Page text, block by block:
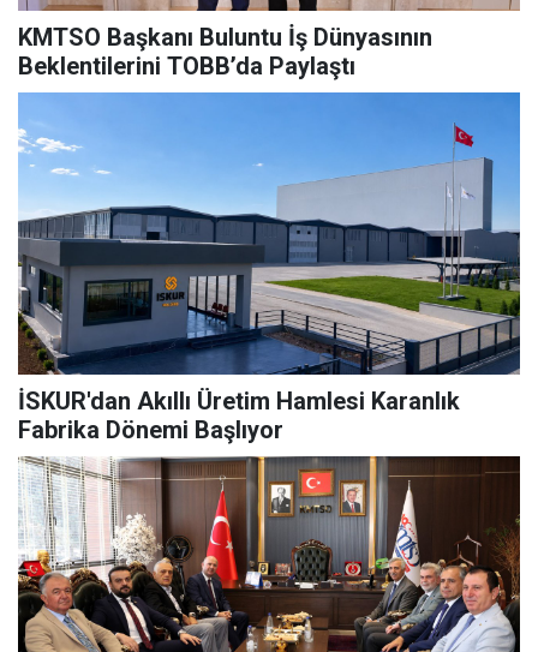
KMTSO Başkanı Buluntu İş Dünyasının
Beklentilerini TOBB’da Paylaştı
İSKUR'dan Akıllı Üretim Hamlesi Karanlık
Fabrika Dönemi Başlıyor